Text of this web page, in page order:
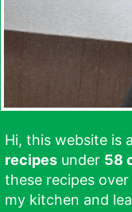
Hi, this website is
recipes under 58
these recipes
my kitchen and